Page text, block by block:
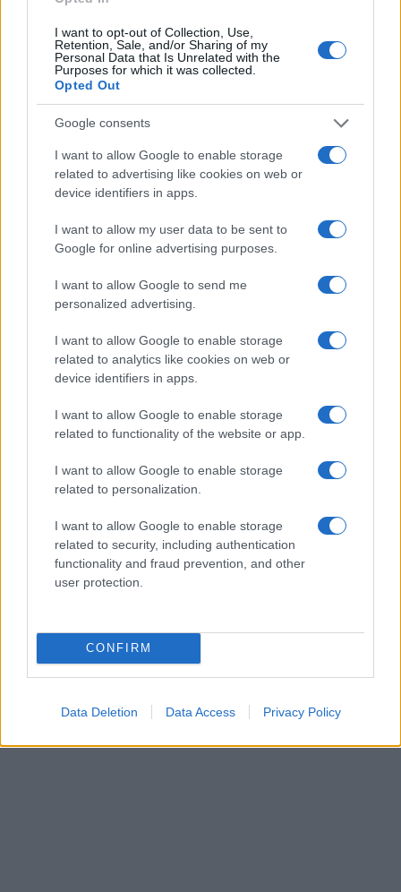
I want to opt-out of Collection, Use,
Retention, Sale, and/or Sharing of my
Personal Data that Is Unrelated with the
Purposes for which it was collected.
Opted Out
Google consents
I want to allow Google to enable storage
related to advertising like cookies on web or
device identifiers in apps.
I want to allow my user data to be sent to
Google for online advertising purposes.
I want to allow Google to send me
personalized advertising.
I want to allow Google to enable storage
related to analytics like cookies on web or
device identifiers in apps.
I want to allow Google to enable storage
related to functionality of the website or app.
I want to allow Google to enable storage
related to personalization.
I want to allow Google to enable storage
related to security, including authentication
functionality and fraud prevention, and other
user protection.
CONFIRM
Data Deletion Data Access Privacy Policy
Σχετικά με το iPaideia.gr
Πολιτική Απορρήτου
Κοινωνία Της Πληροφορίας
Όροι Χρήσης
Copyright © 2012 - 2026 iPaideia.gr. All rights reserved.